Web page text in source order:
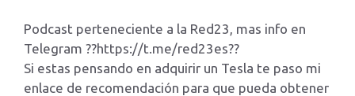
Podcast perteneciente a la Red23, mas info en
Telegram ??https://t.me/red23es??
Si estas pensando en adquirir un Tesla te paso mi
enlace de recomendación para que pueda obtener